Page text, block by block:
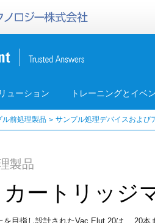
ューション トレーニングとイベ
ル前処理製品 サンプル処理デバイスおよび
製品
ートリッジ
を目指し設計されたVac Elut 20は、 20